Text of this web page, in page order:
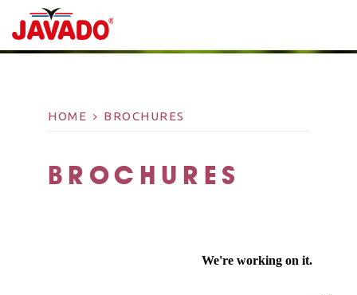
HOME BROCHURES
BROCHURES